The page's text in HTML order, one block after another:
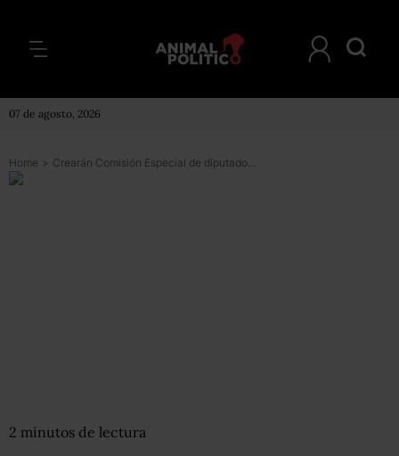
07 de agosto, 2026
Home > Crearán Comisión Especial de diputados para investigar caso Iguala
2 minutos de lectura